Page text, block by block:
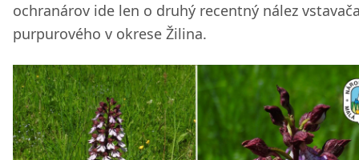
ochranárov ide len o druhý recentný nález
purpurového v okrese Žilina.